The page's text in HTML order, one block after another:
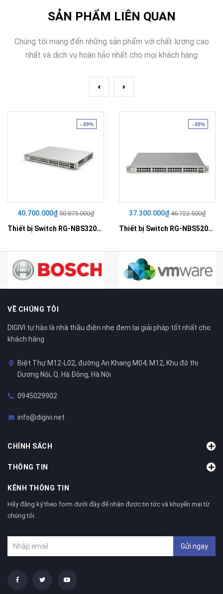
SẢN PHẨM LIÊN QUAN
Chúng tôi mang đến những sản phẩm với chất lượng cao
nhất và dịch vụ hoàn hảo nhất cho mọi khách hàng
- 20%
40.700.000₫ 50.875.000₫
Thiết bị Switch RG-NBS3200-48GT4XS-P
- 20%
37.300.000₫ 46.722.500₫
Thiết bị Switch RG-NBS5200-48GT4XS-UP
VỀ CHÚNG TÔI
DIGIVI tự hào là nhà thầu điện nhẹ đem lại giải pháp tốt nhất cho
khách hàng
Biệt Thự M12-L02, đường An Khang M04; M12, Khu đô thị
Dương Nội, Q. Hà Đông, Hà Nội
0945029902
info@digivi.net
CHÍNH SÁCH
THÔNG TIN
KÊNH THÔNG TIN
Hãy đăng ký theo form dưới đây để nhận được tin tức và khuyến mại từ
chúng tôi.
Gửi ngay